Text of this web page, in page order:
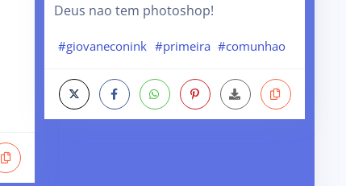
Deus nao tem photoshop!
#giovaneconink #primeira #comunhao